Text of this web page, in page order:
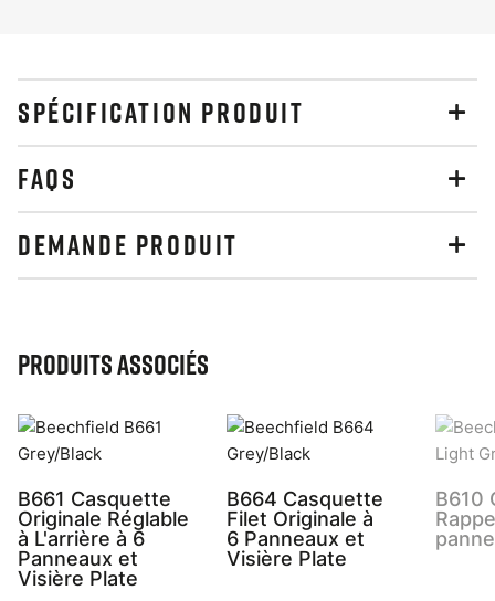
SPÉCIFICATION PRODUIT
FAQS
DEMANDE PRODUIT
Produits associés
B661 Casquette
Originale Réglable
à L'arrière à 6
Panneaux et
Visière Plate
B664 Casquette
Filet Originale à
6 Panneaux et
Visière Plate
B610